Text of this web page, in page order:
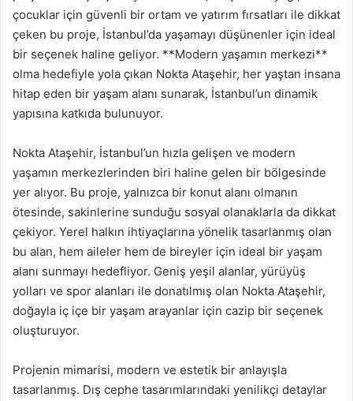
çocuklar için güvenli bir ortam ve yatırım fırsatları ile dikkat
çeken bu proje, İstanbul’da yaşamayı düşünenler için ideal
bir seçenek haline geliyor. **Modern yaşamın merkezi**
olma hedefiyle yola çıkan Nokta Ataşehir, her yaştan insana
hitap eden bir yaşam alanı sunarak, İstanbul’un dinamik
yapısına katkıda bulunuyor.
Nokta Ataşehir, İstanbul’un hızla gelişen ve modern
yaşamın merkezlerinden biri haline gelen bir bölgesinde
yer alıyor. Bu proje, yalnızca bir konut alanı olmanın
ötesinde, sakinlerine sunduğu sosyal olanaklarla da dikkat
çekiyor. Yerel halkın ihtiyaçlarına yönelik tasarlanmış olan
bu alan, hem aileler hem de bireyler için ideal bir yaşam
alanı sunmayı hedefliyor. Geniş yeşil alanlar, yürüyüş
yolları ve spor alanları ile donatılmış olan Nokta Ataşehir,
doğayla iç içe bir yaşam arayanlar için cazip bir seçenek
oluşturuyor.
Projenin mimarisi, modern ve estetik bir anlayışla
tasarlanmış. Dış cephe tasarımlarındaki yenilikçi detaylar